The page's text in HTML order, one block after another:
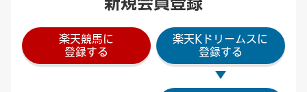
楽天競馬に
登録する
楽天Kドリームスに
登録する